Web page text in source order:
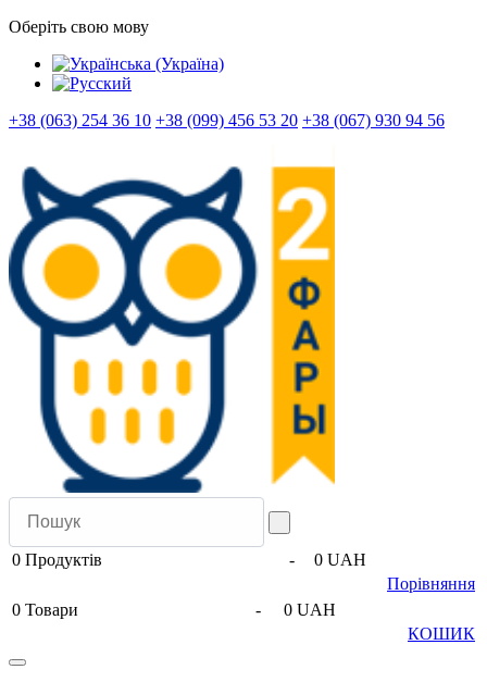
Оберіть свою мову
+38 (063) 254 36 10 +38 (099) 456 53 20 +38 (067) 930 94 56
0 Продуктів -
0 UAH
Порівняння
0 Товари -
0 UAH
КОШИК